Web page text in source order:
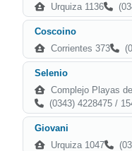
Urquiza 1136
Coscoino
Corrientes 373
Selenio
Complejo Playas
(0343) 4228475 /
Giovani
Urquiza 1047